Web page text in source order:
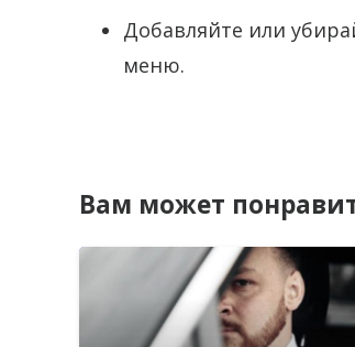
Добавляйте или
меню.
Вам может